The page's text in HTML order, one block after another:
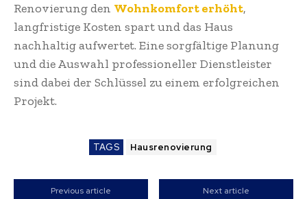
Renovierung den Wohnkomfort erhöht,
langfristige Kosten spart und das Haus
nachhaltig aufwertet. Eine sorgfältige Planung
und die Auswahl professioneller Dienstleister
sind dabei der Schlüssel zu einem erfolgreichen
Projekt.
TAGS Hausrenovierung
Previous article Next article